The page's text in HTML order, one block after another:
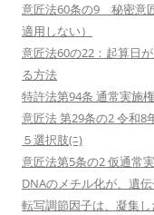
意匠法60条の9 秘密意
適用しない）
意匠法60の22：起算日
る方法
特許法第94条 通常実施
意匠法 第29条の2 令和8
５選択肢(ﾆ)
意匠法第5条の2 仮通常
DNAのメチル化が、遺
転写調節因子は、凝集